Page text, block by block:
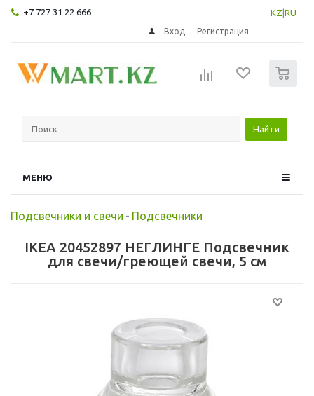
+7 727 31 22 666 KZ RU
Вход Регистрация
Найти
МЕНЮ
Подсвечники и свечи - Подсвечники
IKEA 20452897 НЕГЛИНГЕ Подсвечник
для свечи/греющей свечи, 5 см